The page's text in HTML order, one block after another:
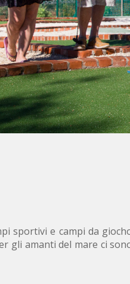
sportivi e campi da
gli amanti del mare ci